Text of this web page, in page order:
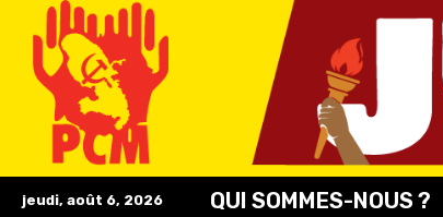
jeudi, août 6, 2026 QUI SOMMES-NOUS ?